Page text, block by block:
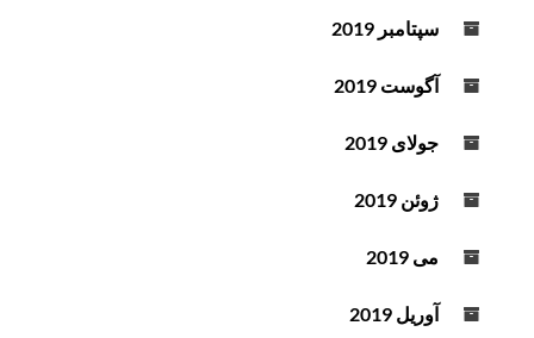
سپتامبر 2019
آگوست 2019
جولای 2019
ژوئن 2019
می 2019
آوریل 2019